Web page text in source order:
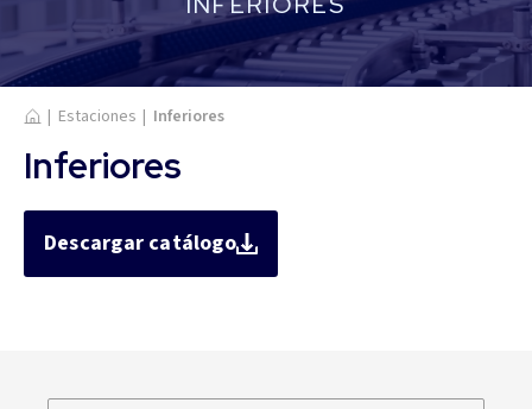
Inicio
| Estaciones | Inferiores
Inferiores
Descargar catálogo